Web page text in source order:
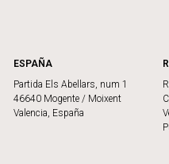
ESPAÑA
Partida Els Abellars, num 1
46640 Mogente / Moixent
Valencia, España